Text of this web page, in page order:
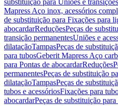
substituição para Uniões e
Mapress Aço inox, acessórios
de substituição para Fixações para
abocardarReduçõesPeças de
transição permanentesUniões e
dilataçãoTampasPeças de
para tubosGeberit Mapress Aço
para Pontas de abocardarReduções
permanentesPeças de substituição
dilataçãoTampasPeças de
tubos e acessóriosFixações para
abocardarPeças de substituição